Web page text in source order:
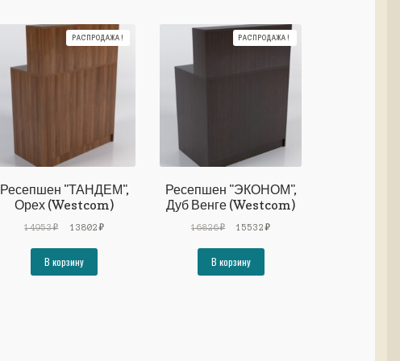
Ресепшен "ТАНДЕМ",
Орех (Westcom)
РАСПРОДАЖА!
14953₽
Первоначальная
14953₽.
13802₽Текущая
В корзину
Ресепшен "ЭКОНОМ",
Дуб Венге (Westcom)
РАСПРОДАЖА!
16826₽
Первоначальная
16826₽.
15532₽Текущая
В корзину